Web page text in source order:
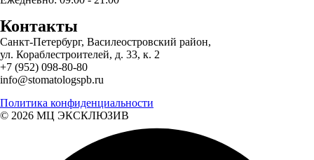
Контакты
Санкт-Петербург, Василеостровский район,
ул. Кораблестроителей, д. 33, к. 2
+7 (952) 098-80-80
info@stomatologspb.ru
Политика конфиденциальности
© 2026 MЦ ЭКСКЛЮЗИВ